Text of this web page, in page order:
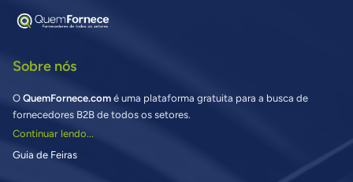
Sobre nós
O QuemFornece.com é uma plataforma gratuita para a busca de
fornecedores B2B de todos os setores.
Continuar lendo...
Guia de Feiras